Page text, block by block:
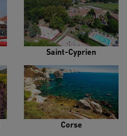
Saint-Cyprien
Corse